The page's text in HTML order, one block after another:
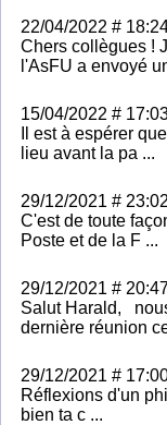
22/04/2022 #
Chers collègues !
l'AsFU a envoyé
15/04/2022 #
Il est à espérer
lieu avant la pa ...
29/12/2021 # 23:02
C'est de toute
Poste et de la F ...
29/12/2021 #
Salut Harald,
dernière réunion
29/12/2021 #
Réflexions d'un
bien ta c ...